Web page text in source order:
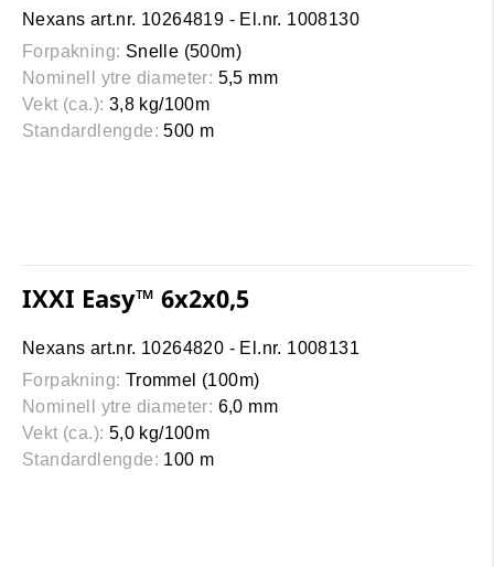
Nexans art.nr. 10264819 - El.nr. 1008130
Forpakning: Snelle (500m)
Nominell ytre diameter: 5,5 mm
Vekt (ca.): 3,8 kg/100m
Standardlengde: 500 m
IXXI Easy™ 6x2x0,5
Nexans art.nr. 10264820 - El.nr. 1008131
Forpakning: Trommel (100m)
Nominell ytre diameter: 6,0 mm
Vekt (ca.): 5,0 kg/100m
Standardlengde: 100 m